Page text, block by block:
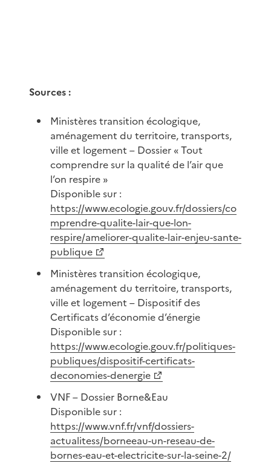
Sources :
Ministères transition écologique,
aménagement du territoire, transports,
ville et logement – Dossier « Tout
comprendre sur la qualité de l’air que
l’on respire »
Disponible sur :
https://www.ecologie.gouv.fr/dossiers/co
mprendre-qualite-lair-que-lon-
respire/ameliorer-qualite-lair-enjeu-sante-
publique
Ministères transition écologique,
aménagement du territoire, transports,
ville et logement – Dispositif des
Certificats d’économie d’énergie
Disponible sur :
https://www.ecologie.gouv.fr/politiques-
publiques/dispositif-certificats-
deconomies-denergie
VNF – Dossier Borne&Eau
Disponible sur :
https://www.vnf.fr/vnf/dossiers-
actualitess/borneeau-un-reseau-de-
bornes-eau-et-electricite-sur-la-seine-2/